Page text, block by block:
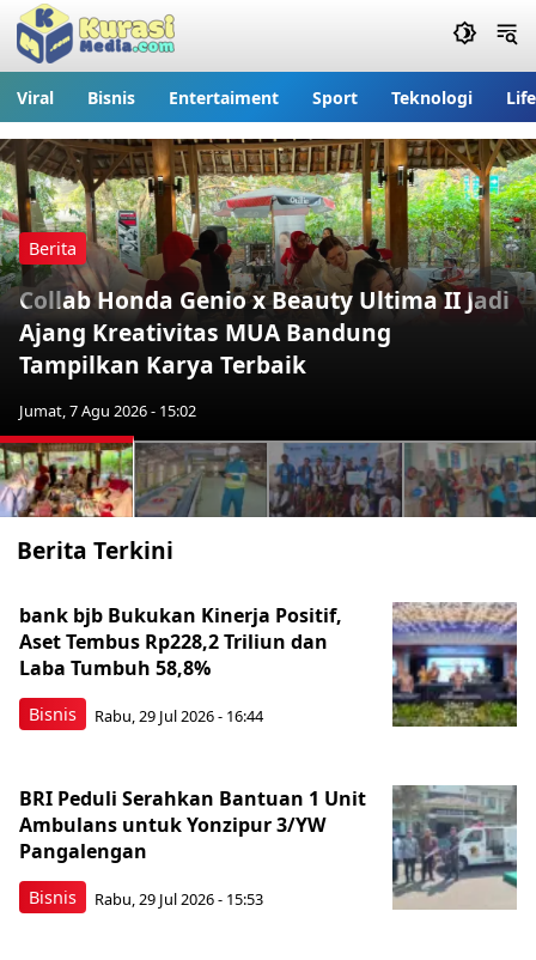
Viral Bisnis Entertaiment Sport Teknologi
Berita
Collab Honda Genio x Beauty Ultima II Jadi
Ajang Kreativitas MUA Bandung
Tampilkan Karya Terbaik
Jumat, 7 Agu 2026 - 15:02
Previous
Berita Terkini
Bisnis
bank bjb Bukukan Kinerja Positif,
Aset Tembus Rp228,2 Triliun dan
Laba Tumbuh 58,8%
Rabu, 29 Jul 2026 - 16:44
Bisnis
BRI Peduli Serahkan Bantuan 1 Unit
Ambulans untuk Yonzipur 3/YW
Pangalengan
Rabu, 29 Jul 2026 - 15:53